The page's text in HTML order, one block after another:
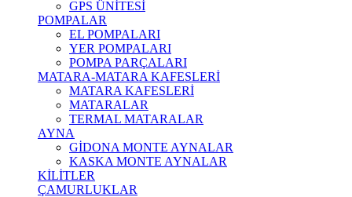
GPS ÜNİTESİ
POMPALAR
EL POMPALARI
YER POMPALARI
POMPA PARÇALARI
MATARA-MATARA KAFESLERİ
MATARA KAFESLERİ
MATARALAR
TERMAL MATARALAR
AYNA
GİDONA MONTE AYNALAR
KASKA MONTE AYNALAR
KİLİTLER
ÇAMURLUKLAR